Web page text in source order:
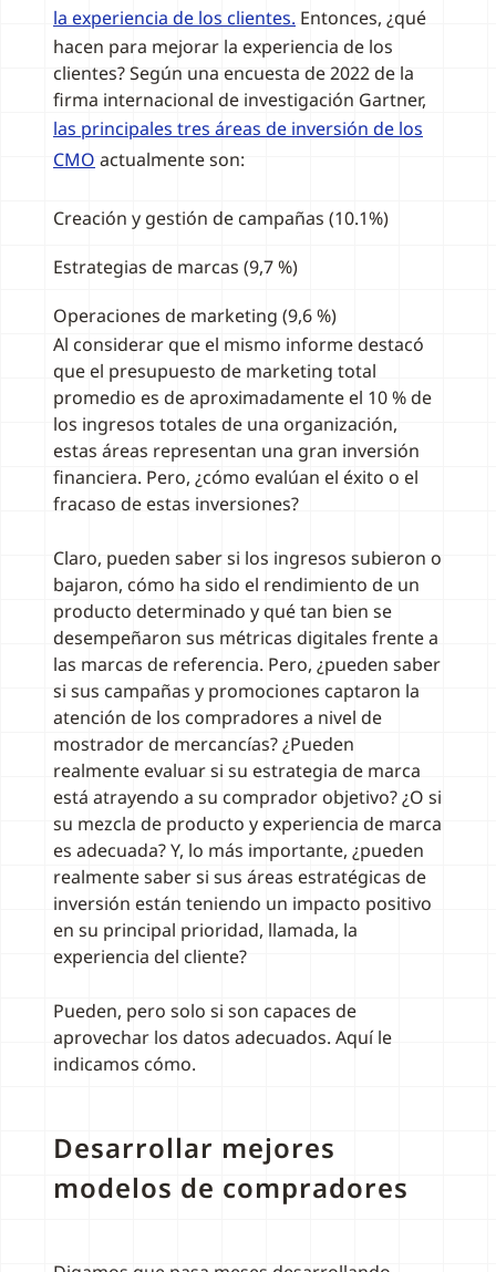
la experiencia de los clientes. Entonces, ¿qué
hacen para mejorar la experiencia de los
clientes? Según una encuesta de 2022 de la
firma internacional de investigación Gartner,
las principales tres áreas de inversión de los
CMO actualmente son:
Creación y gestión de campañas (10.1%)
Estrategias de marcas (9,7 %)
Operaciones de marketing (9,6 %)
Al considerar que el mismo informe destacó
que el presupuesto de marketing total
promedio es de aproximadamente el 10 % de
los ingresos totales de una organización,
estas áreas representan una gran inversión
financiera. Pero, ¿cómo evalúan el éxito o el
fracaso de estas inversiones?
Claro, pueden saber si los ingresos subieron o
bajaron, cómo ha sido el rendimiento de un
producto determinado y qué tan bien se
desempeñaron sus métricas digitales frente a
las marcas de referencia. Pero, ¿pueden saber
si sus campañas y promociones captaron la
atención de los compradores a nivel de
mostrador de mercancías? ¿Pueden
realmente evaluar si su estrategia de marca
está atrayendo a su comprador objetivo? ¿O si
su mezcla de producto y experiencia de marca
es adecuada? Y, lo más importante, ¿pueden
realmente saber si sus áreas estratégicas de
inversión están teniendo un impacto positivo
en su principal prioridad, llamada, la
experiencia del cliente?
Pueden, pero solo si son capaces de
aprovechar los datos adecuados. Aquí le
indicamos cómo.
Desarrollar mejores
modelos de compradores